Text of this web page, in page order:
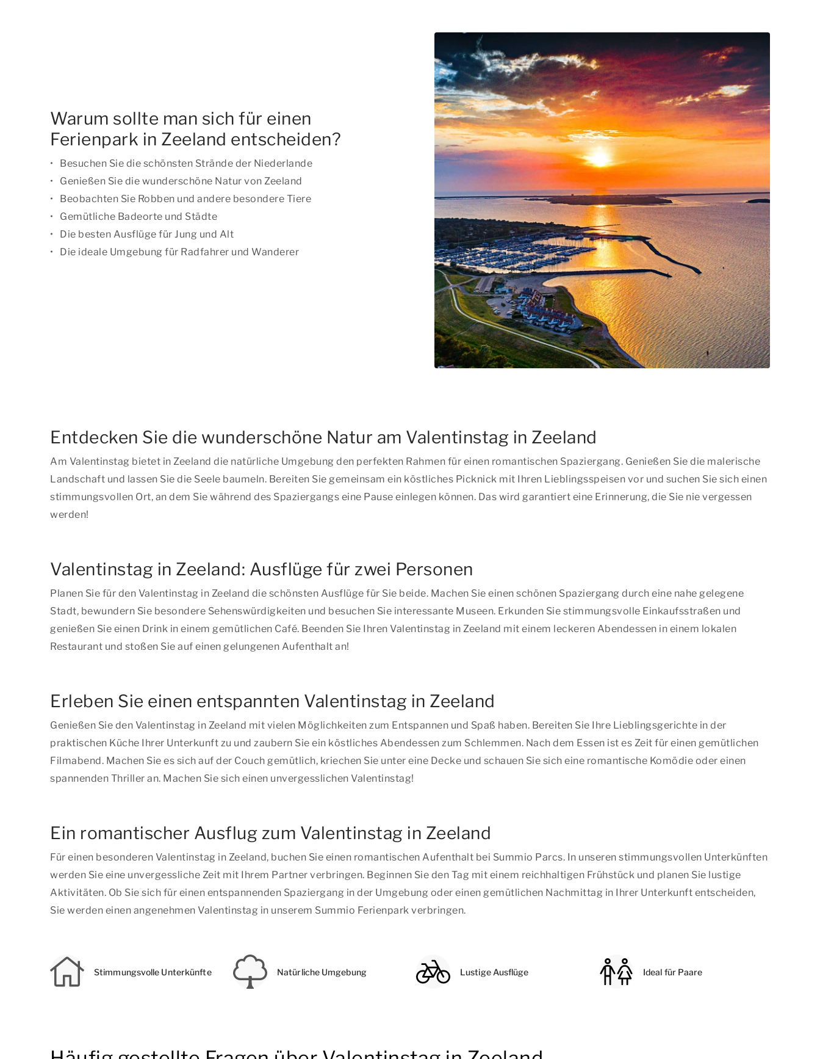
Warum sollte man sich für einen
Ferienpark in Zeeland entscheiden?
Besuchen Sie die schönsten Strände der Niederlande
Genießen Sie die wunderschöne Natur von Zeeland
Beobachten Sie Robben und andere besondere Tiere
Gemütliche Badeorte und Städte
Die besten Ausflüge für Jung und Alt
Die ideale Umgebung für Radfahrer und Wanderer
Entdecken Sie die wunderschöne Natur am Valentinstag in Zeeland
Am Valentinstag bietet in Zeeland die natürliche Umgebung den perfekten Rahmen für einen romantischen Spaziergang. Genießen Sie die malerische
Landschaft und lassen Sie die Seele baumeln. Bereiten Sie gemeinsam ein köstliches Picknick mit Ihren Lieblingsspeisen vor und suchen Sie sich einen
stimmungsvollen Ort, an dem Sie während des Spaziergangs eine Pause einlegen können. Das wird garantiert eine Erinnerung, die Sie nie vergessen
werden!
Valentinstag in Zeeland: Ausflüge für zwei Personen
Planen Sie für den Valentinstag in Zeeland die schönsten Ausflüge für Sie beide. Machen Sie einen schönen Spaziergang durch eine nahe gelegene
Stadt, bewundern Sie besondere Sehenswürdigkeiten und besuchen Sie interessante Museen. Erkunden Sie stimmungsvolle Einkaufsstraßen und
genießen Sie einen Drink in einem gemütlichen Café. Beenden Sie Ihren Valentinstag in Zeeland mit einem leckeren Abendessen in einem lokalen
Restaurant und stoßen Sie auf einen gelungenen Aufenthalt an!
Erleben Sie einen entspannten Valentinstag in Zeeland
Genießen Sie den Valentinstag in Zeeland mit vielen Möglichkeiten zum Entspannen und Spaß haben. Bereiten Sie Ihre Lieblingsgerichte in der
praktischen Küche Ihrer Unterkunft zu und zaubern Sie ein köstliches Abendessen zum Schlemmen. Nach dem Essen ist es Zeit für einen gemütlichen
Filmabend. Machen Sie es sich auf der Couch gemütlich, kriechen Sie unter eine Decke und schauen Sie sich eine romantische Komödie oder einen
spannenden Thriller an. Machen Sie sich einen unvergesslichen Valentinstag!
Ein romantischer Ausflug zum Valentinstag in Zeeland
Für einen besonderen Valentinstag in Zeeland, buchen Sie einen romantischen Aufenthalt bei Summio Parcs. In unseren stimmungsvollen Unterkünften
werden Sie eine unvergessliche Zeit mit Ihrem Partner verbringen. Beginnen Sie den Tag mit einem reichhaltigen Frühstück und planen Sie lustige
Aktivitäten. Ob Sie sich für einen entspannenden Spaziergang in der Umgebung oder einen gemütlichen Nachmittag in Ihrer Unterkunft entscheiden,
Sie werden einen angenehmen Valentinstag in unserem Summio Ferienpark verbringen.
Stimmungsvolle Unterkünfte Natürliche Umgebung Lustige Ausflüge Ideal für Paare